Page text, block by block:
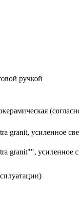
ручкой
granit, усиленное
granit"", усиленное